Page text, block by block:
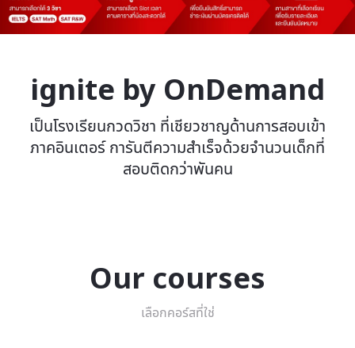
ignite by OnDemand
เป็นโรงเรียนกวดวิชา ที่เชียวชาญด้านการสอบเข้า
ภาคอินเตอร์ การันตีความสำเร็จด้วยจำนวนเด็กที่
สอบติดกว่าพันคน
Our courses
เลือกคอร์สที่ใช่